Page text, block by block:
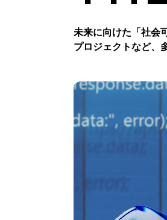
未来に向けた「社会
プロジェクトなど、